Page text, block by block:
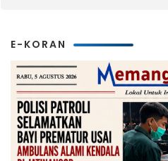
E-KORAN